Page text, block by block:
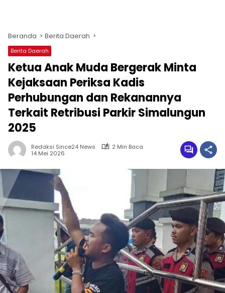
Beranda Berita Daerah
Berita Daerah
Ketua Anak Muda Bergerak Minta
Kejaksaan Periksa Kadis
Perhubungan dan Rekanannya
Terkait Retribusi Parkir Simalungun
2025
Redaksi Since24 News
2 Min Baca
14 Mei 2026